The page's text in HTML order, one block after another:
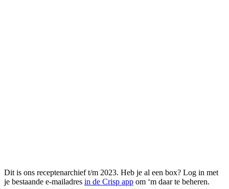
Dit is ons receptenarchief t/m 2023. Heb je al een box? Log in met
je bestaande e-mailadres in de Crisp app om ‘m daar te beheren.